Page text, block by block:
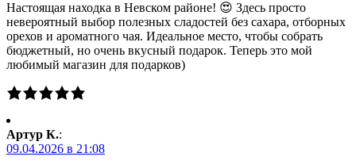
Настоящая находка в Невском районе! 😍 Здесь просто
невероятный выбор полезных сладостей без сахара, отборных
орехов и ароматного чая. Идеальное место, чтобы собрать
бюджетный, но очень вкусный подарок. Теперь это мой
любимый магазин для подарков)
Артур К.:
09.04.2026 в 21:08